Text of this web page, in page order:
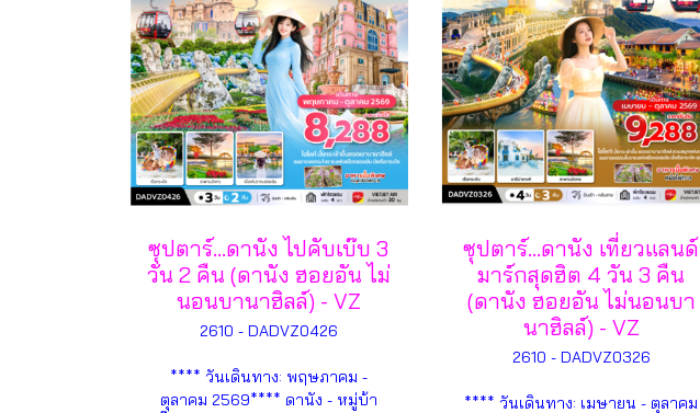
ซุปตาร์...ดานัง ไปคับเบ๊บ 3
วัน 2 คืน (ดานัง ฮอยอัน ไม่
นอนบานาฮิลล์) - VZ
2610 - DADVZ0426
**** วันเดินทาง: พฤษภาคม -
ตุลาคม 2569**** ดานัง - หมู่บ้า
ซุปตาร์...ดานัง เที่ยวแลนด์
มาร์กสุดฮิต 4 วัน 3 คืน
(ดานัง ฮอยอัน ไม่นอนบา
นาฮิลล์) - VZ
2610 - DADVZ0326
**** วันเดินทาง: เมษายน - ตุลาคม